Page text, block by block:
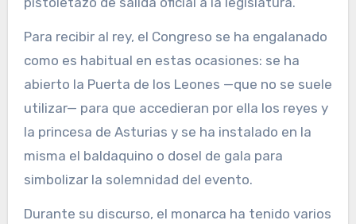
Para recibir al rey, el Congreso se ha engalanado
como es habitual en estas ocasiones: se ha
abierto la Puerta de los Leones —que no se suele
utilizar— para que accedieran por ella los reyes y
la princesa de Asturias y se ha instalado en la
misma el baldaquino o dosel de gala para
simbolizar la solemnidad del evento.
Durante su discurso, el monarca ha tenido varios